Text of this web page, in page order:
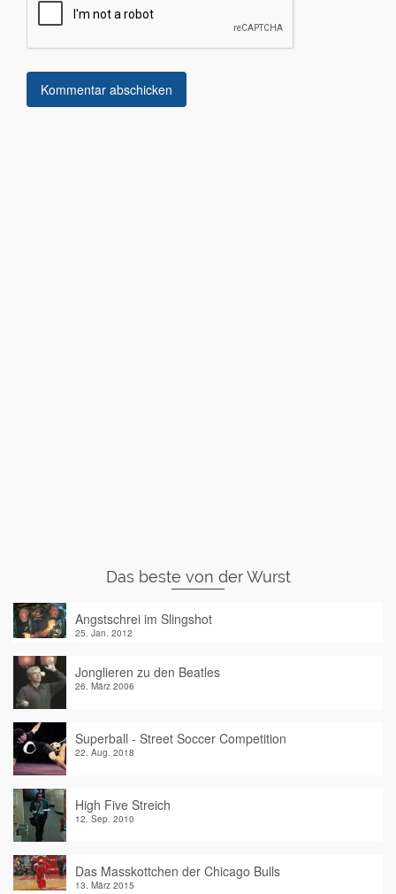
Das beste von der Wurst
Angstschrei im Slingshot
25. Jan. 2012
Jonglieren zu den Beatles
26. März 2006
Superball - Street Soccer Competition
22. Aug. 2018
High Five Streich
12. Sep. 2010
Das Masskottchen der Chicago Bulls
13. März 2015